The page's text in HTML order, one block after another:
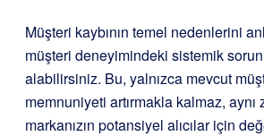
Müşteri kaybının temel nedenlerini
müşteri deneyimindeki sistemik
alabilirsiniz. Bu, yalnızca mevcut
memnuniyeti artırmakla kalmaz, aynı
markanızın potansiyel alıcılar için